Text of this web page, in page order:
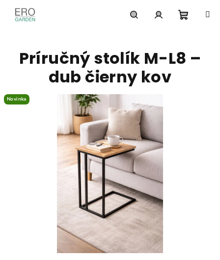
obsah
košík
Príručný stolík M-L8 –
dub čierny kov
Novinka